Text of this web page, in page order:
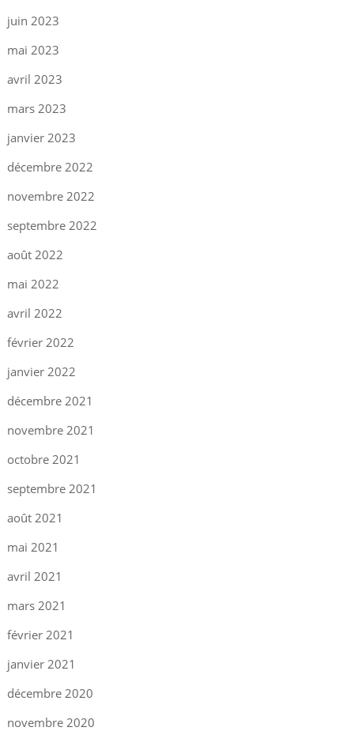
juin 2023
mai 2023
avril 2023
mars 2023
janvier 2023
décembre 2022
novembre 2022
septembre 2022
août 2022
mai 2022
avril 2022
février 2022
janvier 2022
décembre 2021
novembre 2021
octobre 2021
septembre 2021
août 2021
mai 2021
avril 2021
mars 2021
février 2021
janvier 2021
décembre 2020
novembre 2020